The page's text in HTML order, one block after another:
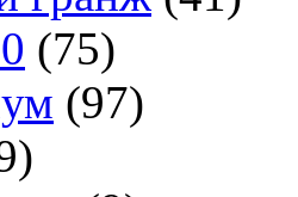
(75)
(97)